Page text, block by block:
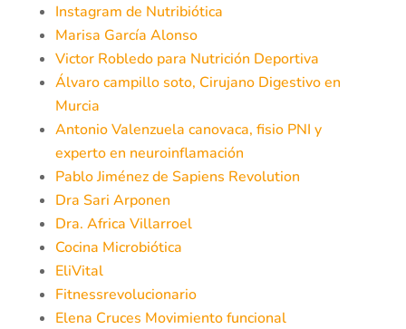
Instagram de Nutribiótica
Marisa García Alonso
Victor Robledo para Nutrición Deportiva
Álvaro campillo soto, Cirujano Digestivo en
Murcia
Antonio Valenzuela canovaca, fisio PNI y
experto en neuroinflamación
Pablo Jiménez de Sapiens Revolution
Dra Sari Arponen
Dra. Africa Villarroel
Cocina Microbiótica
EliVital
Fitnessrevolucionario
Elena Cruces Movimiento funcional